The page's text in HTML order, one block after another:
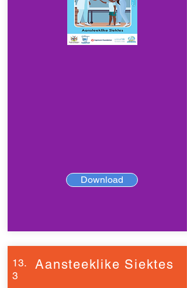
Download
13.
3
Aansteeklike Siektes